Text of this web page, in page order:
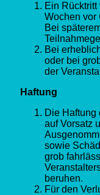
Ein
Wochen vor
Bei
Bei
oder bei
der
Haftung
Die Haftung
auf Vorsatz
sowie
grob
beruhen.
Für den